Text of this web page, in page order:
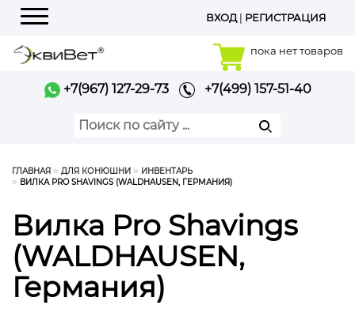
Меню
ВХОД| РЕГИСТРАЦИЯ
пока нет товаров
+7(967) 127-29-73 +7(499) 157-51-40
ГЛАВНАЯ ДЛЯ КОНЮШНИ
ИНВЕНТАРЬ
ВИЛКА PRO SHAVINGS (WALDHAUSEN, ГЕРМАНИЯ)
Вилка Pro Shavings
(WALDHAUSEN,
Германия)